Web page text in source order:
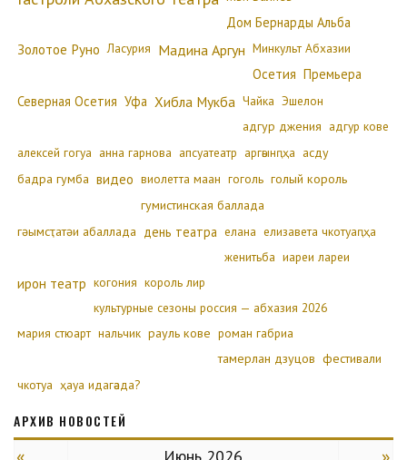
Дом Бернарды Альба
Золотое Руно Ласурия Мадина Аргун Минкульт Абхазии
Осетия Премьера
Северная Осетия Уфа Хибла Мукба Чайка Эшелон
адгур джения адгур кове
алексей гогуа анна гарнова апсуатеатр аргәынԥҳа асду
бадра гумба видео виолетта маан гоголь голый король
гумистинская баллада
гәымсҭатәи абаллада день театра елана елизавета чкотуаԥҳа
женитьба иареи лареи
ирон театр когония король лир
культурные сезоны россия — абхазия 2026
мария стюарт нальчик рауль кове роман габриа
тамерлан дзуцов фестивали
чкотуа ҳауа идагәада?
АРХИВ НОВОСТЕЙ